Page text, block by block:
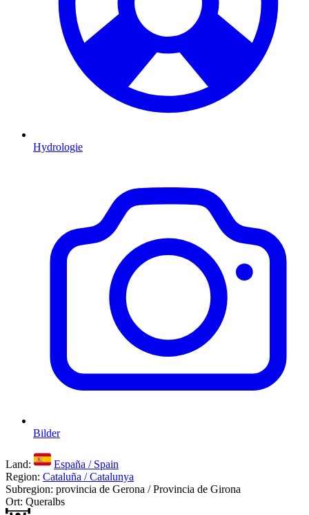
Hydrologie
Bilder
Land:
España / Spain
Region: Cataluña / Catalunya
Subregion: provincia de Gerona / Provincia de Girona
Ort: Queralbs